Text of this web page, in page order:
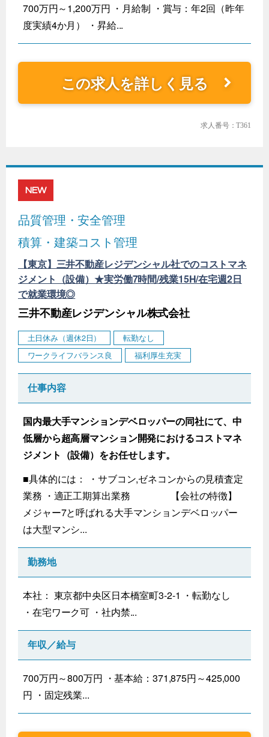
700万円～1,200万円 ・月給制 ・賞与：年2回（昨年
度実績4か月） ・昇給...
この求人を詳しく見る
求人番号：T361
NEW
品質管理・安全管理
積算・建築コスト管理
【東京】三井不動産レジデンシャル社でのコストマネ
ジメント（設備）★実労働7時間/残業15H/在宅週2日
で就業環境◎
三井不動産レジデンシャル株式会社
土日休み（週休2日）
転勤なし
ワークライフバランス良
福利厚生充実
仕事内容
国内最大手マンションデベロッパーの同社にて、中
低層から超高層マンション開発におけるコストマネ
ジメント（設備）をお任せします。
■具体的には： ・サブコン,ゼネコンからの見積査定
業務 ・適正工期算出業務 【会社の特徴】
メジャー7と呼ばれる大手マンションデベロッパー
は大型マンシ...
勤務地
本社： 東京都中央区日本橋室町3-2-1 ・転勤なし
・在宅ワーク可 ・社内禁...
年収／給与
700万円～800万円 ・基本給：371,875円～425,000
円 ・固定残業...